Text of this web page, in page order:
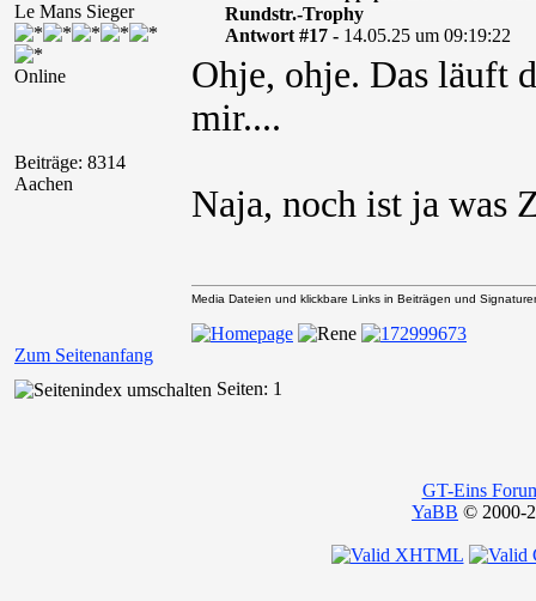
Le Mans Sieger
Online
Beiträge: 8314
Aachen
Rundstr.-Trophy
Antwort #17 - 14.05.25 um 09:19:22
Ohje, ohje. Das läuft
mir....
Naja, noch ist ja was
Zum Seitenanfang
Media Dateien und klickbare Links in Beiträgen und
Seiten: 1
GT-Eins
YaBB © 2000-